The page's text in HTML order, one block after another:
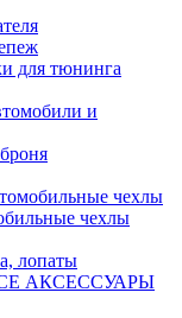
для тюнинга
и
чехлы
чехлы
лопаты
АКСЕССУАРЫ